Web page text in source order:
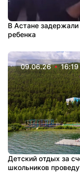
В Астане
ребенка
09.06.26 16:19
Детский отдых за
школьников